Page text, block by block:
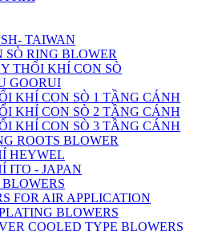
TAIWAN
RING BLOWER
THỔI KHÍ CON SÒ
GOORUI
KHÍ CON SÒ 1 TẦNG CÁNH
KHÍ CON SÒ 2 TẦNG CÁNH
KHÍ CON SÒ 3 TẦNG CÁNH
ROOTS BLOWER
HEYWEL
ITO - JAPAN
BLOWERS
FOR AIR APPLICATION
BLOWERS
COOLED TYPE BLOWERS